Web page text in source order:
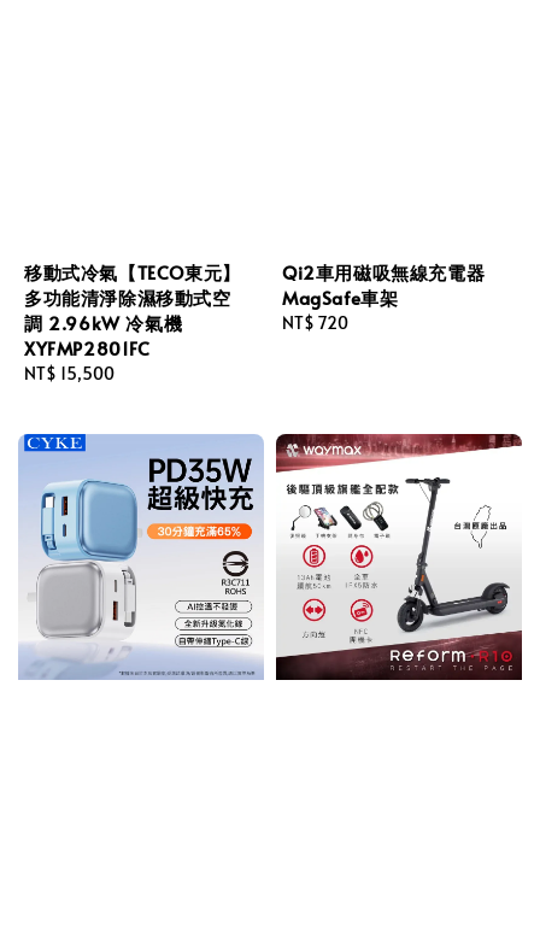
移動式冷氣【TECO東元】
多功能清淨除濕移動式空
調 2.96kW 冷氣機
XYFMP2801FC
Regular
NT$ 15,500
Qi2車用磁吸無線充電器
MagSafe車架
Regular
NT$ 720